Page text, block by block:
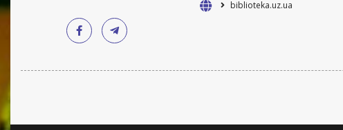
biblioteka.uz.ua